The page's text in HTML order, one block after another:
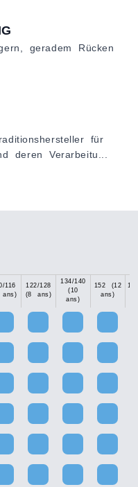
geradem Rücken
für
deren Verarbeitu...
116
122/128
(8 ans)
134/140
(10
ans)
152 (12
ans)